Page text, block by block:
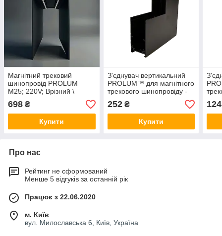
Магнітний трековий
шинопровід PROLUM
M25; 220V; Врізний \
Накладний - P25; 1 метр
698 ₴
Купити
З'єднувач вертикальний
PROLUM™ для магнітного
трекового шинопровіду -
P20
252₴
Купити
P25
124
Про нас
Рейтинг не сформований
Менше 5 відгуків за останній рік
Працює з 22.06.2020
м. Київ
вул. Милославська 6, Київ, Україна